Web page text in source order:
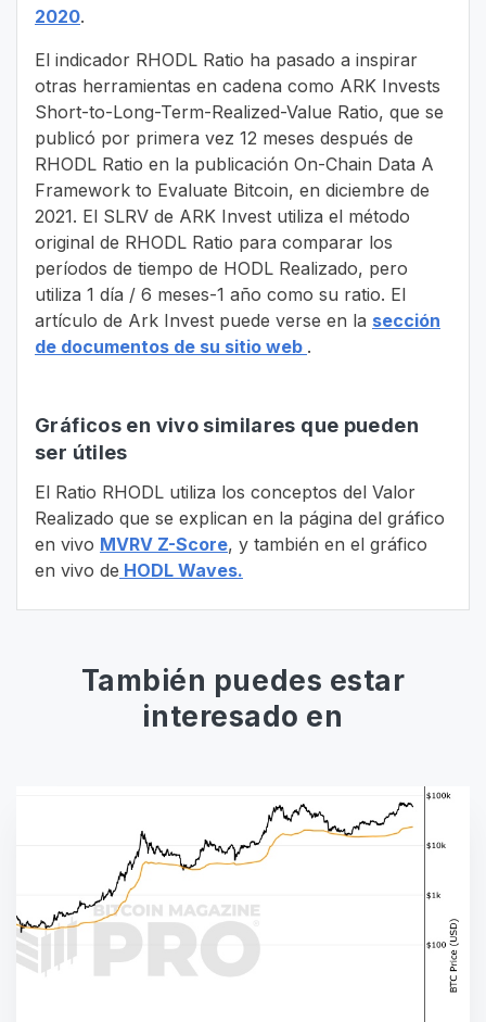
2020.
El indicador RHODL Ratio ha pasado a inspirar
otras herramientas en cadena como ARK Invests
Short-to-Long-Term-Realized-Value Ratio, que se
publicó por primera vez 12 meses después de
RHODL Ratio en la publicación On-Chain Data A
Framework to Evaluate Bitcoin, en diciembre de
2021. El SLRV de ARK Invest utiliza el método
original de RHODL Ratio para comparar los
períodos de tiempo de HODL Realizado, pero
utiliza 1 día / 6 meses-1 año como su ratio. El
artículo de Ark Invest puede verse en la sección
de documentos de su sitio web .
Gráficos en vivo similares que pueden
ser útiles
El Ratio RHODL utiliza los conceptos del Valor
Realizado que se explican en la página del gráfico
en vivo MVRV Z-Score, y también en el gráfico
en vivo de HODL Waves.
También puedes estar
interesado en